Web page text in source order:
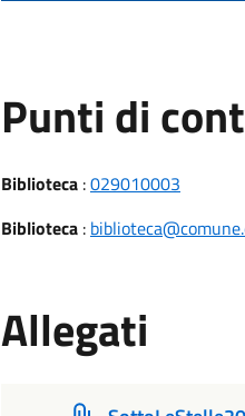
Punti di
Biblioteca:029010003
Biblioteca:
Allegati